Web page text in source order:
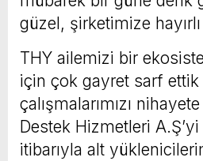
güzel, şirketimize
THY ailemizi bir
için çok gayret sarf ettik
çalışmalarımızı
Destek Hizmetleri A.Ş’yi
itibarıyla alt